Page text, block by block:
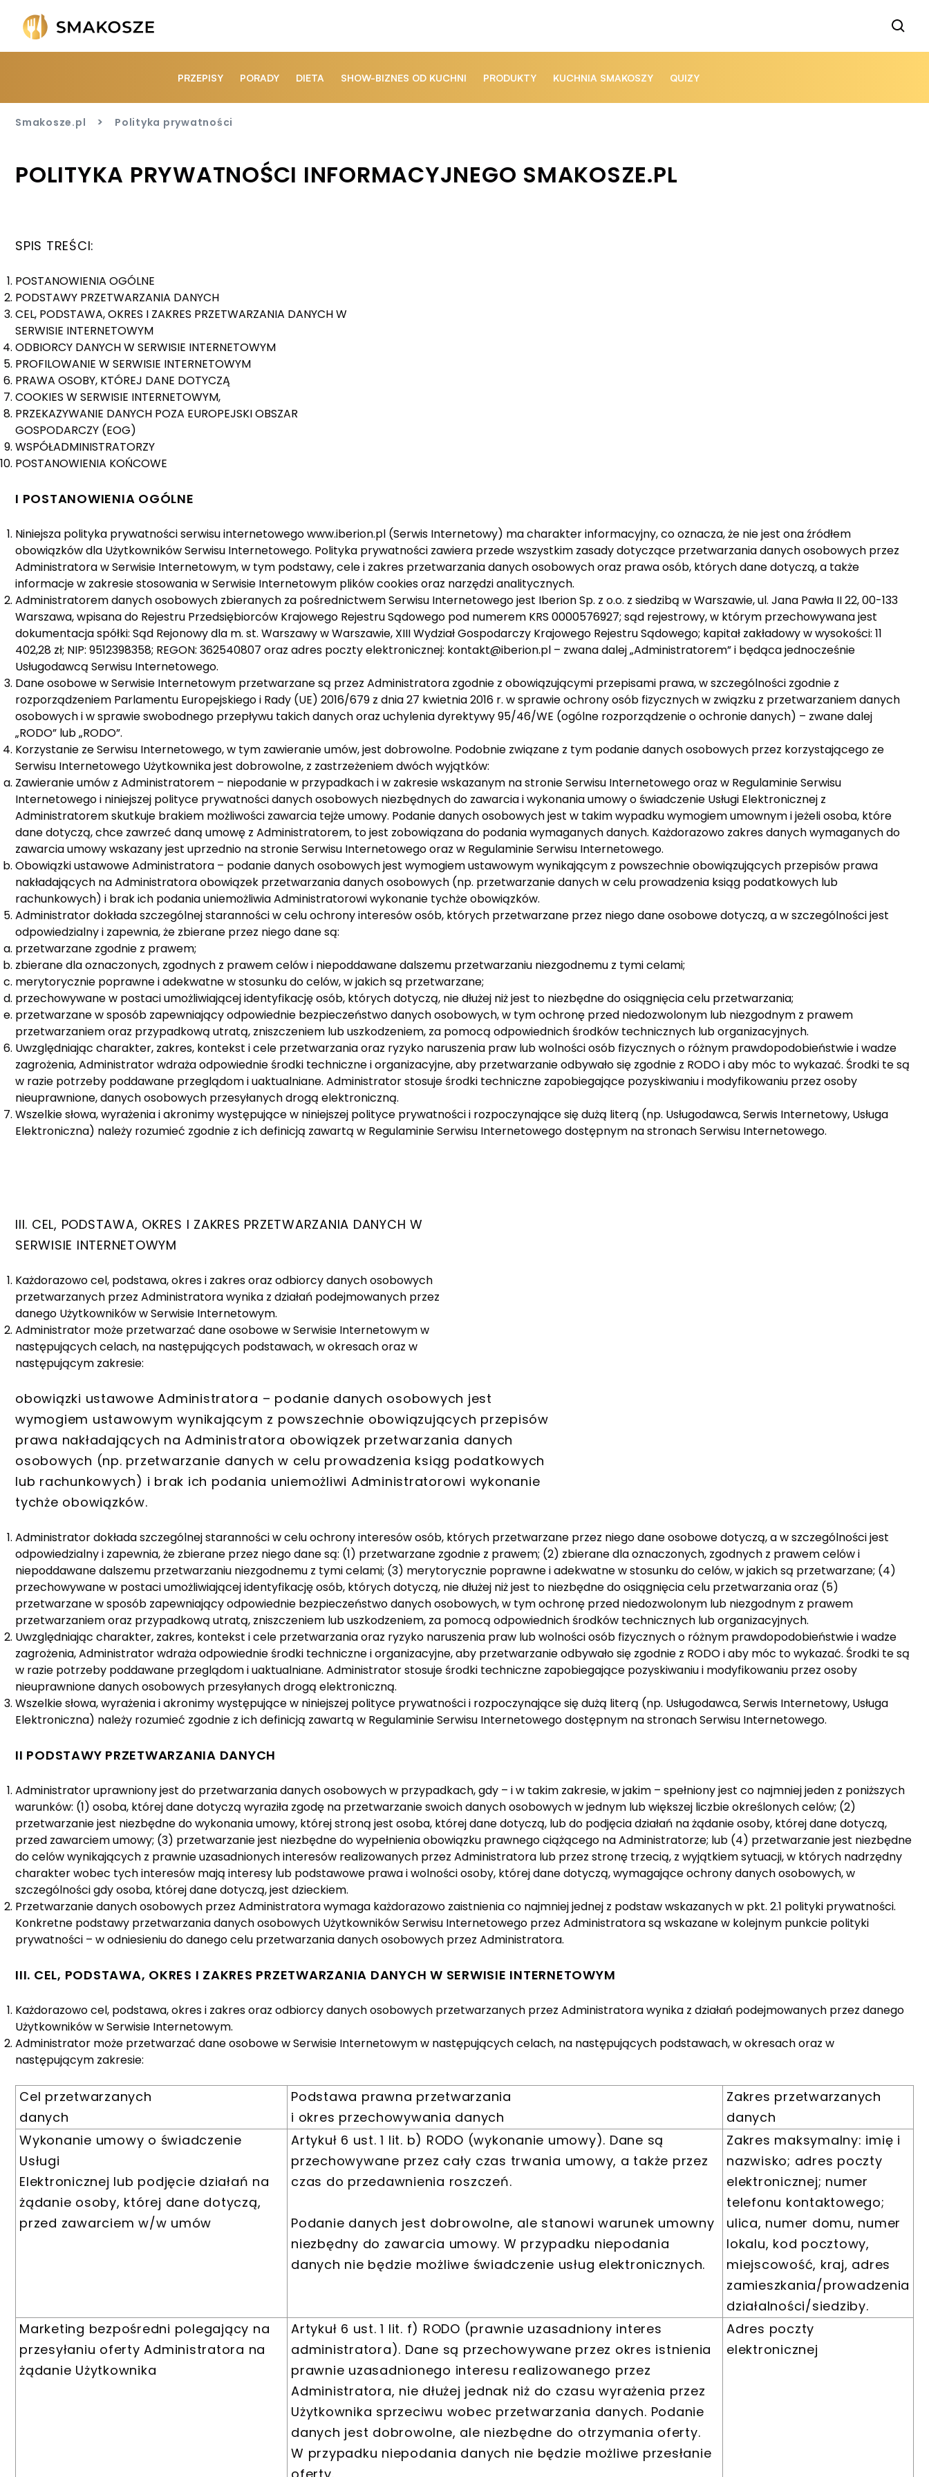
PRZEPISY PORADY DIETA SHOW-BIZNES OD KUCHNI PRODUKTY KUCHNIA SMAKOSZY QUIZY
Smakosze.pl > Polityka prywatności
POLITYKA PRYWATNOŚCI INFORMACYJNEGO SMAKOSZE.PL
SPIS TREŚCI:
POSTANOWIENIA OGÓLNE
PODSTAWY PRZETWARZANIA DANYCH
CEL, PODSTAWA, OKRES I ZAKRES PRZETWARZANIA DANYCH W
SERWISIE INTERNETOWYM
ODBIORCY DANYCH W SERWISIE INTERNETOWYM
PROFILOWANIE W SERWISIE INTERNETOWYM
PRAWA OSOBY, KTÓREJ DANE DOTYCZĄ
COOKIES W SERWISIE INTERNETOWYM,
PRZEKAZYWANIE DANYCH POZA EUROPEJSKI OBSZAR
GOSPODARCZY (EOG)
WSPÓŁADMINISTRATORZY
POSTANOWIENIA KOŃCOWE
I POSTANOWIENIA OGÓLNE
Niniejsza polityka prywatności serwisu internetowego www.iberion.pl (Serwis Internetowy) ma charakter informacyjny, co oznacza, że nie jest ona źródłem
obowiązków dla Użytkowników Serwisu Internetowego. Polityka prywatności zawiera przede wszystkim zasady dotyczące przetwarzania danych osobowych przez
Administratora w Serwisie Internetowym, w tym podstawy, cele i zakres przetwarzania danych osobowych oraz prawa osób, których dane dotyczą, a także
informacje w zakresie stosowania w Serwisie Internetowym plików cookies oraz narzędzi analitycznych.
Administratorem danych osobowych zbieranych za pośrednictwem Serwisu Internetowego jest Iberion Sp. z o.o. z siedzibą w Warszawie, ul. Jana Pawła II 22, 00-133
Warszawa, wpisana do Rejestru Przedsiębiorców Krajowego Rejestru Sądowego pod numerem KRS 0000576927; sąd rejestrowy, w którym przechowywana jest
dokumentacja spółki: Sąd Rejonowy dla m. st. Warszawy w Warszawie, XIII Wydział Gospodarczy Krajowego Rejestru Sądowego; kapitał zakładowy w wysokości: 11
402,28 zł; NIP: 9512398358; REGON: 362540807 oraz adres poczty elektronicznej: kontakt@iberion.pl – zwana dalej „Administratorem” i będąca jednocześnie
Usługodawcą Serwisu Internetowego.
Dane osobowe w Serwisie Internetowym przetwarzane są przez Administratora zgodnie z obowiązującymi przepisami prawa, w szczególności zgodnie z
rozporządzeniem Parlamentu Europejskiego i Rady (UE) 2016/679 z dnia 27 kwietnia 2016 r. w sprawie ochrony osób fizycznych w związku z przetwarzaniem danych
osobowych i w sprawie swobodnego przepływu takich danych oraz uchylenia dyrektywy 95/46/WE (ogólne rozporządzenie o ochronie danych) – zwane dalej
„RODO” lub „RODO”.
Korzystanie ze Serwisu Internetowego, w tym zawieranie umów, jest dobrowolne. Podobnie związane z tym podanie danych osobowych przez korzystającego ze
Serwisu Internetowego Użytkownika jest dobrowolne, z zastrzeżeniem dwóch wyjątków:
Zawieranie umów z Administratorem – niepodanie w przypadkach i w zakresie wskazanym na stronie Serwisu Internetowego oraz w Regulaminie Serwisu
Internetowego i niniejszej polityce prywatności danych osobowych niezbędnych do zawarcia i wykonania umowy o świadczenie Usługi Elektronicznej z
Administratorem skutkuje brakiem możliwości zawarcia tejże umowy. Podanie danych osobowych jest w takim wypadku wymogiem umownym i jeżeli osoba, które
dane dotyczą, chce zawrzeć daną umowę z Administratorem, to jest zobowiązana do podania wymaganych danych. Każdorazowo zakres danych wymaganych do
zawarcia umowy wskazany jest uprzednio na stronie Serwisu Internetowego oraz w Regulaminie Serwisu Internetowego.
Obowiązki ustawowe Administratora – podanie danych osobowych jest wymogiem ustawowym wynikającym z powszechnie obowiązujących przepisów prawa
nakładających na Administratora obowiązek przetwarzania danych osobowych (np. przetwarzanie danych w celu prowadzenia ksiąg podatkowych lub
rachunkowych) i brak ich podania uniemożliwia Administratorowi wykonanie tychże obowiązków.
Administrator dokłada szczególnej staranności w celu ochrony interesów osób, których przetwarzane przez niego dane osobowe dotyczą, a w szczególności jest
odpowiedzialny i zapewnia, że zbierane przez niego dane są:
przetwarzane zgodnie z prawem;
zbierane dla oznaczonych, zgodnych z prawem celów i niepoddawane dalszemu przetwarzaniu niezgodnemu z tymi celami;
merytorycznie poprawne i adekwatne w stosunku do celów, w jakich są przetwarzane;
przechowywane w postaci umożliwiającej identyfikację osób, których dotyczą, nie dłużej niż jest to niezbędne do osiągnięcia celu przetwarzania;
przetwarzane w sposób zapewniający odpowiednie bezpieczeństwo danych osobowych, w tym ochronę przed niedozwolonym lub niezgodnym z prawem
przetwarzaniem oraz przypadkową utratą, zniszczeniem lub uszkodzeniem, za pomocą odpowiednich środków technicznych lub organizacyjnych.
Uwzględniając charakter, zakres, kontekst i cele przetwarzania oraz ryzyko naruszenia praw lub wolności osób fizycznych o różnym prawdopodobieństwie i wadze
zagrożenia, Administrator wdraża odpowiednie środki techniczne i organizacyjne, aby przetwarzanie odbywało się zgodnie z RODO i aby móc to wykazać. Środki te są
w razie potrzeby poddawane przeglądom i uaktualniane. Administrator stosuje środki techniczne zapobiegające pozyskiwaniu i modyfikowaniu przez osoby
nieuprawnione, danych osobowych przesyłanych drogą elektroniczną.
Wszelkie słowa, wyrażenia i akronimy występujące w niniejszej polityce prywatności i rozpoczynające się dużą literą (np. Usługodawca, Serwis Internetowy, Usługa
Elektroniczna) należy rozumieć zgodnie z ich definicją zawartą w Regulaminie Serwisu Internetowego dostępnym na stronach Serwisu Internetowego.
III. CEL, PODSTAWA, OKRES I ZAKRES PRZETWARZANIA DANYCH W
SERWISIE INTERNETOWYM
Każdorazowo cel, podstawa, okres i zakres oraz odbiorcy danych osobowych
przetwarzanych przez Administratora wynika z działań podejmowanych przez
danego Użytkowników w Serwisie Internetowym.
Administrator może przetwarzać dane osobowe w Serwisie Internetowym w
następujących celach, na następujących podstawach, w okresach oraz w
następującym zakresie:
obowiązki ustawowe Administratora – podanie danych osobowych jest
wymogiem ustawowym wynikającym z powszechnie obowiązujących przepisów
prawa nakładających na Administratora obowiązek przetwarzania danych
osobowych (np. przetwarzanie danych w celu prowadzenia ksiąg podatkowych
lub rachunkowych) i brak ich podania uniemożliwi Administratorowi wykonanie
tychże obowiązków.
Administrator dokłada szczególnej staranności w celu ochrony interesów osób, których przetwarzane przez niego dane osobowe dotyczą, a w szczególności jest
odpowiedzialny i zapewnia, że zbierane przez niego dane są: (1) przetwarzane zgodnie z prawem; (2) zbierane dla oznaczonych, zgodnych z prawem celów i
niepoddawane dalszemu przetwarzaniu niezgodnemu z tymi celami; (3) merytorycznie poprawne i adekwatne w stosunku do celów, w jakich są przetwarzane; (4)
przechowywane w postaci umożliwiającej identyfikację osób, których dotyczą, nie dłużej niż jest to niezbędne do osiągnięcia celu przetwarzania oraz (5)
przetwarzane w sposób zapewniający odpowiednie bezpieczeństwo danych osobowych, w tym ochronę przed niedozwolonym lub niezgodnym z prawem
przetwarzaniem oraz przypadkową utratą, zniszczeniem lub uszkodzeniem, za pomocą odpowiednich środków technicznych lub organizacyjnych.
Uwzględniając charakter, zakres, kontekst i cele przetwarzania oraz ryzyko naruszenia praw lub wolności osób fizycznych o różnym prawdopodobieństwie i wadze
zagrożenia, Administrator wdraża odpowiednie środki techniczne i organizacyjne, aby przetwarzanie odbywało się zgodnie z RODO i aby móc to wykazać. Środki te są
w razie potrzeby poddawane przeglądom i uaktualniane. Administrator stosuje środki techniczne zapobiegające pozyskiwaniu i modyfikowaniu przez osoby
nieuprawnione danych osobowych przesyłanych drogą elektroniczną.
Wszelkie słowa, wyrażenia i akronimy występujące w niniejszej polityce prywatności i rozpoczynające się dużą literą (np. Usługodawca, Serwis Internetowy, Usługa
Elektroniczna) należy rozumieć zgodnie z ich definicją zawartą w Regulaminie Serwisu Internetowego dostępnym na stronach Serwisu Internetowego.
II PODSTAWY PRZETWARZANIA DANYCH
Administrator uprawniony jest do przetwarzania danych osobowych w przypadkach, gdy – i w takim zakresie, w jakim – spełniony jest co najmniej jeden z poniższych
warunków: (1) osoba, której dane dotyczą wyraziła zgodę na przetwarzanie swoich danych osobowych w jednym lub większej liczbie określonych celów; (2)
przetwarzanie jest niezbędne do wykonania umowy, której stroną jest osoba, której dane dotyczą, lub do podjęcia działań na żądanie osoby, której dane dotyczą,
przed zawarciem umowy; (3) przetwarzanie jest niezbędne do wypełnienia obowiązku prawnego ciążącego na Administratorze; lub (4) przetwarzanie jest niezbędne
do celów wynikających z prawnie uzasadnionych interesów realizowanych przez Administratora lub przez stronę trzecią, z wyjątkiem sytuacji, w których nadrzędny
charakter wobec tych interesów mają interesy lub podstawowe prawa i wolności osoby, której dane dotyczą, wymagające ochrony danych osobowych, w
szczególności gdy osoba, której dane dotyczą, jest dzieckiem.
Przetwarzanie danych osobowych przez Administratora wymaga każdorazowo zaistnienia co najmniej jednej z podstaw wskazanych w pkt. 2.1 polityki prywatności.
Konkretne podstawy przetwarzania danych osobowych Użytkowników Serwisu Internetowego przez Administratora są wskazane w kolejnym punkcie polityki
prywatności – w odniesieniu do danego celu przetwarzania danych osobowych przez Administratora.
III. CEL, PODSTAWA, OKRES I ZAKRES PRZETWARZANIA DANYCH W SERWISIE INTERNETOWYM
Każdorazowo cel, podstawa, okres i zakres oraz odbiorcy danych osobowych przetwarzanych przez Administratora wynika z działań podejmowanych przez danego
Użytkowników w Serwisie Internetowym.
Administrator może przetwarzać dane osobowe w Serwisie Internetowym w następujących celach, na następujących podstawach, w okresach oraz w
następującym zakresie:
Cel przetwarzanych
danych
Podstawa prawna przetwarzania
i okres przechowywania danych
Zakres przetwarzanych
danych
Wykonanie umowy o świadczenie
Usługi
Elektronicznej lub podjęcie działań na
żądanie osoby, której dane dotyczą,
przed zawarciem w/w umów
Artykuł 6 ust. 1 lit. b) RODO (wykonanie umowy). Dane są
przechowywane przez cały czas trwania umowy, a także przez
czas do przedawnienia roszczeń.
Podanie danych jest dobrowolne, ale stanowi warunek umowny
niezbędny do zawarcia umowy. W przypadku niepodania
danych nie będzie możliwe świadczenie usług elektronicznych.
Zakres maksymalny: imię i
nazwisko; adres poczty
elektronicznej; numer
telefonu kontaktowego;
ulica, numer domu, numer
lokalu, kod pocztowy,
miejscowość, kraj, adres
zamieszkania/prowadzenia
działalności/siedziby.
Marketing bezpośredni polegający na
przesyłaniu oferty Administratora na
żądanie Użytkownika
Artykuł 6 ust. 1 lit. f) RODO (prawnie uzasadniony interes
administratora). Dane są przechowywane przez okres istnienia
prawnie uzasadnionego interesu realizowanego przez
Administratora, nie dłużej jednak niż do czasu wyrażenia przez
Użytkownika sprzeciwu wobec przetwarzania danych. Podanie
danych jest dobrowolne, ale niezbędne do otrzymania oferty.
W przypadku niepodania danych nie będzie możliwe przesłanie
Adres poczty
elektronicznej